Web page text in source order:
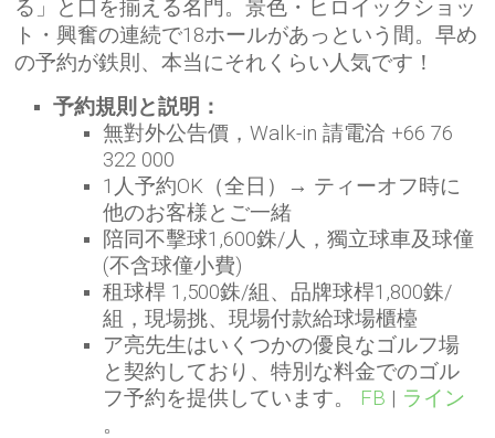
る」と口を揃える名門。景色・ヒロイックショッ
ト・興奮の連続で18ホールがあっという間。早め
の予約が鉄則、本当にそれくらい人気です！
予約規則と説明：
無對外公告價，Walk-in 請電洽 +66 76
322 000
1人予約OK（全日）→ ティーオフ時に
他のお客様とご一緒
陪同不擊球1,600銖/人，獨立球車及球僮
(不含球僮小費)
租球桿 1,500銖/組、品牌球桿1,800銖/
組，現場挑、現場付款給球場櫃檯
ア亮先生はいくつかの優良なゴルフ場
と契約しており、特別な料金でのゴル
フ予約を提供しています。 FB | ライン
。